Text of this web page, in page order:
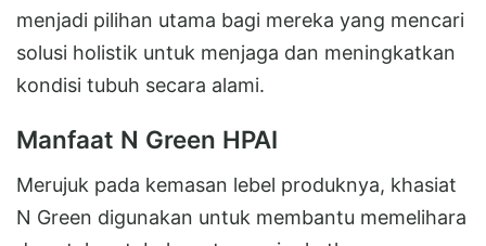
menjadi pilihan utama bagi mereka yang mencari
solusi holistik untuk menjaga dan meningkatkan
kondisi tubuh secara alami.
Manfaat N Green HPAI
Merujuk pada kemasan lebel produknya, khasiat
N Green digunakan untuk membantu memelihara